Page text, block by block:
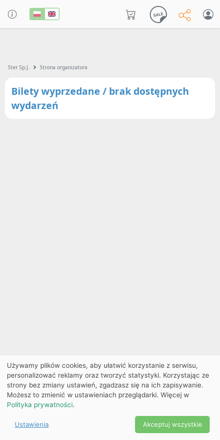
Ster Sp.J. Strona organizatora
Bilety wyprzedane / brak dostępnych
wydarzeń
Ekobilet2026 |
Ustawienia
cookies
2026
Używamy plików cookies, aby ułatwić korzystanie z serwisu,
personalizować reklamy oraz tworzyć statystyki. Korzystając ze
strony bez zmiany ustawień, zgadzasz się na ich zapisywanie.
Możesz to zmienić w ustawieniach przeglądarki. Więcej w
Polityka prywatności.
Ustawienia Akceptuj wszystkie